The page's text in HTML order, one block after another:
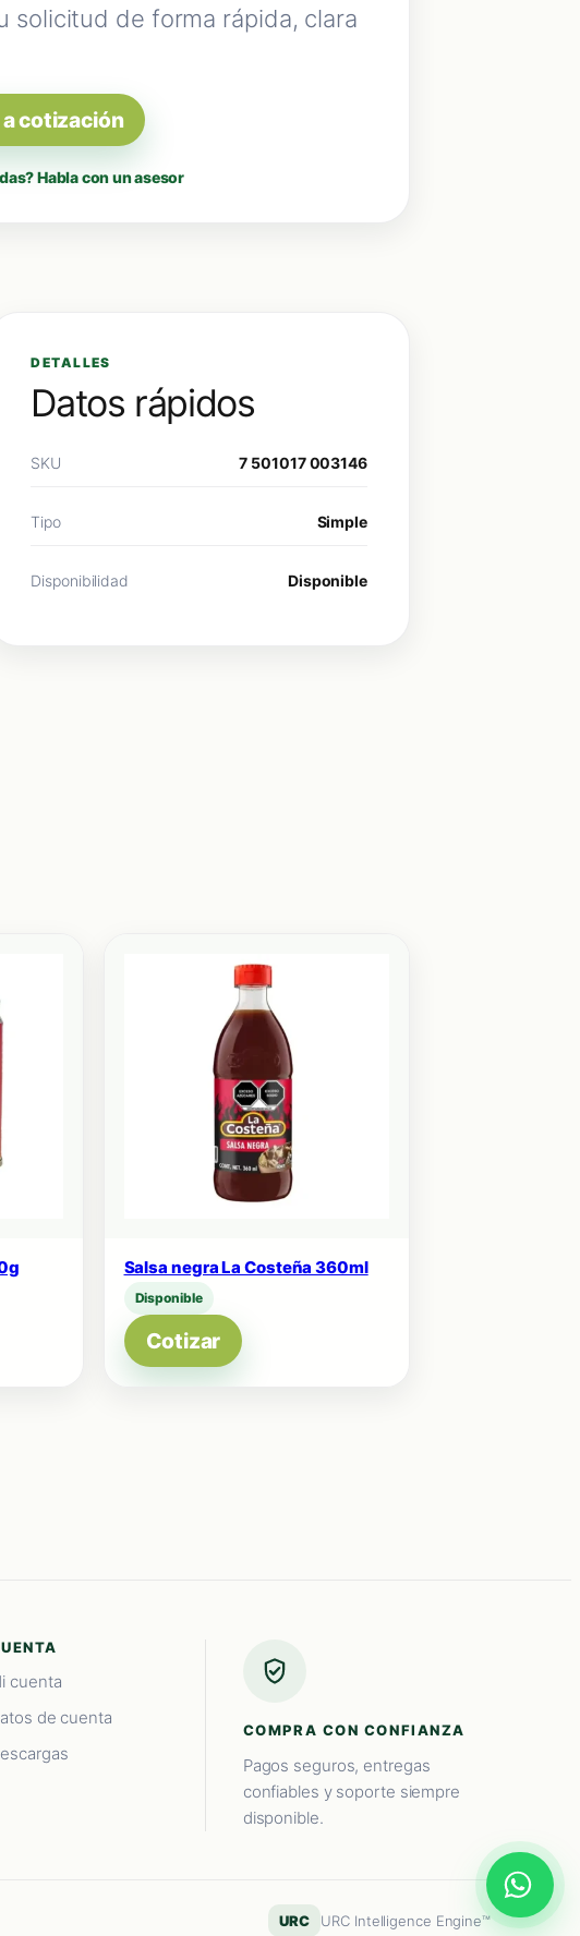
solicitud de forma rápida, clara
cotización
Habla con un asesor
DETALLES
Datos rápidos
SKU 7 501017 003146
Tipo Simple
Disponibilidad Disponible
Salsa negra La Costeña 360ml
Disponible
Cotizar
cuenta
de cuenta
COMPRA CON CONFIANZA
Pagos seguros, entregas
confiables y soporte siempre
disponible.
URC URC Intelligence Engine™